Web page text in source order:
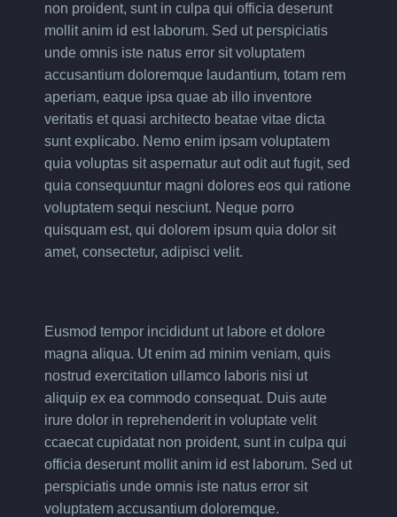
non proident, sunt in culpa qui officia deserunt
mollit anim id est laborum. Sed ut perspiciatis
unde omnis iste natus error sit voluptatem
accusantium doloremque laudantium, totam rem
aperiam, eaque ipsa quae ab illo inventore
veritatis et quasi architecto beatae vitae dicta
sunt explicabo. Nemo enim ipsam voluptatem
quia voluptas sit aspernatur aut odit aut fugit, sed
quia consequuntur magni dolores eos qui ratione
voluptatem sequi nesciunt. Neque porro
quisquam est, qui dolorem ipsum quia dolor sit
amet, consectetur, adipisci velit.
Eusmod tempor incididunt ut labore et dolore
magna aliqua. Ut enim ad minim veniam, quis
nostrud exercitation ullamco laboris nisi ut
aliquip ex ea commodo consequat. Duis aute
irure dolor in reprehenderit in voluptate velit
ccaecat cupidatat non proident, sunt in culpa qui
officia deserunt mollit anim id est laborum. Sed ut
perspiciatis unde omnis iste natus error sit
voluptatem accusantium doloremque.